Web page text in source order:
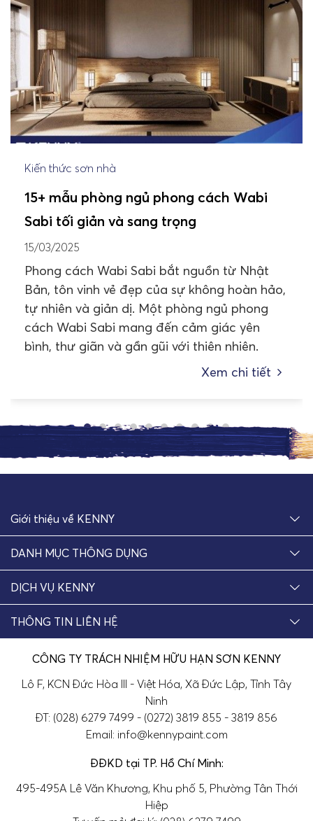
Kiến thức sơn nhà
15+ mẫu phòng ngủ phong cách Wabi
Sabi tối giản và sang trọng
15/03/2025
Phong cách Wabi Sabi bắt nguồn từ Nhật
Bản, tôn vinh vẻ đẹp của sự không hoàn hảo,
tự nhiên và giản dị. Một phòng ngủ phong
cách Wabi Sabi mang đến cảm giác yên
bình, thư giãn và gần gũi với thiên nhiên.
Xem chi tiết
Giới thiệu về KENNY
DANH MỤC THÔNG DỤNG
DỊCH VỤ KENNY
THÔNG TIN LIÊN HỆ
CÔNG TY TRÁCH NHIỆM HỮU HẠN SƠN KENNY
Lô F, KCN Đức Hòa III - Việt Hóa, Xã Đức Lập, Tỉnh Tây
Ninh
ĐT: (028) 6279 7499 - (0272) 3819 855 - 3819 856
Email: info@kennypaint.com
ĐĐKD tại TP. Hồ Chí Minh:
495-495A Lê Văn Khương, Khu phố 5, Phường Tân Thới
Hiệp